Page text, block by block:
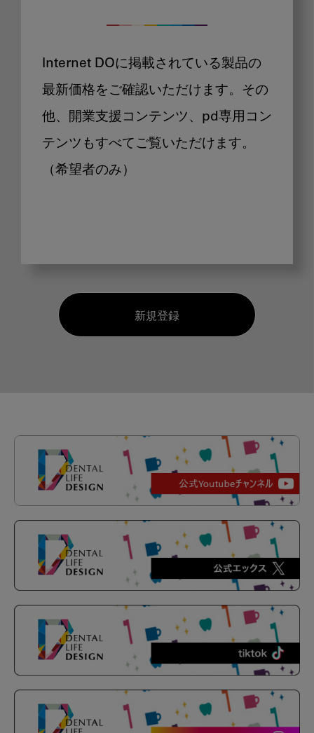
Internet DOに掲載されている製品の
最新価格をご確認いただけます。その
他、開業支援コンテンツ、pd専用コン
テンツもすべてご覧いただけます。
（希望者のみ）
新規登録